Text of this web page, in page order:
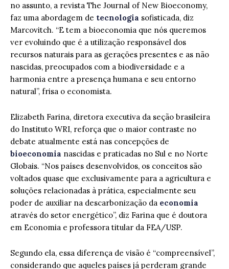
no assunto, a revista The Journal of New Bioeconomy,
faz uma abordagem de tecnologia sofisticada, diz
Marcovitch. “E tem a bioeconomia que nós queremos
ver evoluindo que é a utilização responsável dos
recursos naturais para as gerações presentes e as não
nascidas, preocupados com a biodiversidade e a
harmonia entre a presença humana e seu entorno
natural”, frisa o economista.
Elizabeth Farina, diretora executiva da seção brasileira
do Instituto WRI, reforça que o maior contraste no
debate atualmente está nas concepções de
bioeconomia nascidas e praticadas no Sul e no Norte
Globais. “Nos países desenvolvidos, os conceitos são
voltados quase que exclusivamente para a agricultura e
soluções relacionadas à prática, especialmente seu
poder de auxiliar na descarbonização da economia
através do setor energético”, diz Farina que é doutora
em Economia e professora titular da FEA/USP.
Segundo ela, essa diferença de visão é “compreensível”,
considerando que aqueles países já perderam grande